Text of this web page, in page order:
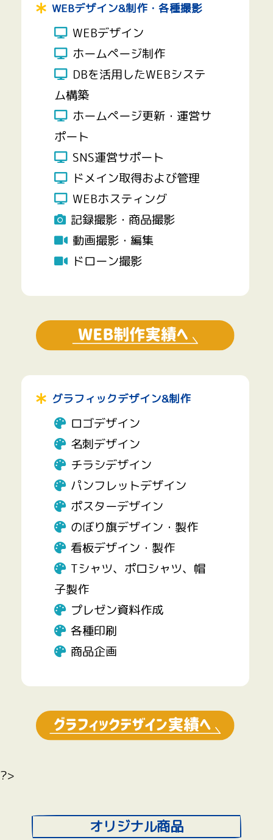
WEBデザイン&制作・各種撮影
WEBデザイン
ホームページ制作
DBを活用したWEBシステ
ム構築
ホームページ更新・運営サ
ポート
SNS運営サポート
ドメイン取得および管理
WEBホスティング
記録撮影・商品撮影
動画撮影・編集
ドローン撮影
グラフィックデザイン&制作
ロゴデザイン
名刺デザイン
チラシデザイン
パンフレットデザイン
ポスターデザイン
のぼり旗デザイン・製作
看板デザイン・製作
Tシャツ、ポロシャツ、帽
子製作
プレゼン資料作成
各種印刷
商品企画
?>
オリジナル商品